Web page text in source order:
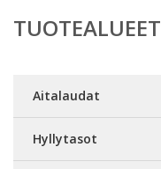
TUOTEALUEET
Aitalaudat
Hyllytasot